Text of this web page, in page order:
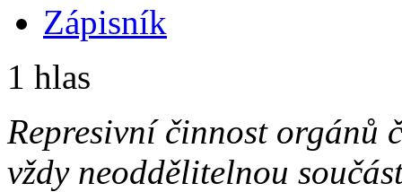
Zápisník
1 hlas
Represivní činnost orgánů
vždy neoddělitelnou